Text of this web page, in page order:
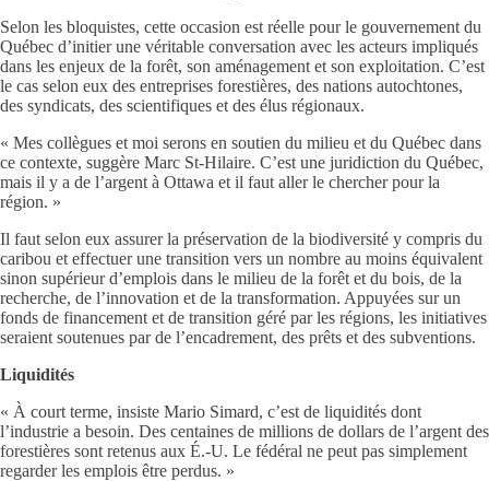
Selon les bloquistes, cette occasion est réelle pour le gouvernement du
Québec d’initier une véritable conversation avec les acteurs impliqués
dans les enjeux de la forêt, son aménagement et son exploitation. C’est
le cas selon eux des entreprises forestières, des nations autochtones,
des syndicats, des scientifiques et des élus régionaux.
« Mes collègues et moi serons en soutien du milieu et du Québec dans
ce contexte, suggère Marc St-Hilaire. C’est une juridiction du Québec,
mais il y a de l’argent à Ottawa et il faut aller le chercher pour la
région. »
Il faut selon eux assurer la préservation de la biodiversité y compris du
caribou et effectuer une transition vers un nombre au moins équivalent
sinon supérieur d’emplois dans le milieu de la forêt et du bois, de la
recherche, de l’innovation et de la transformation. Appuyées sur un
fonds de financement et de transition géré par les régions, les initiatives
seraient soutenues par de l’encadrement, des prêts et des subventions.
Liquidités
« À court terme, insiste Mario Simard, c’est de liquidités dont
l’industrie a besoin. Des centaines de millions de dollars de l’argent des
forestières sont retenus aux É.-U. Le fédéral ne peut pas simplement
regarder les emplois être perdus. »